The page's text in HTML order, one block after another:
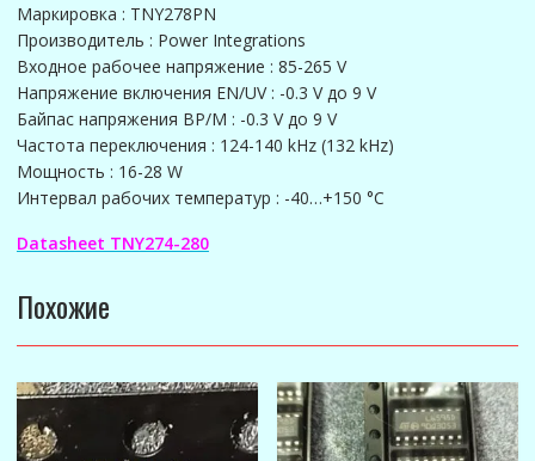
Маркировка : TNY278PN
Производитель : Power Integrations
Входное рабочее напряжение : 85-265 V
Напряжение включения EN/UV : -0.3 V до 9 V
Байпас напряжения BP/M : -0.3 V до 9 V
Частота переключения : 124-140 kHz (132 kHz)
Мощность : 16-28 W
Интервал рабочих температур : -40…+150 °C
Datasheet TNY274-280
Похожие